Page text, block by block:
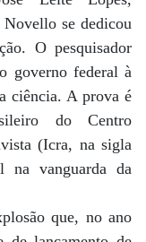
Novello se dedicou
O pesquisador
governo federal à
ciência. A prova é
do Centro
(Icra, na sigla
na vanguarda da
que, no ano